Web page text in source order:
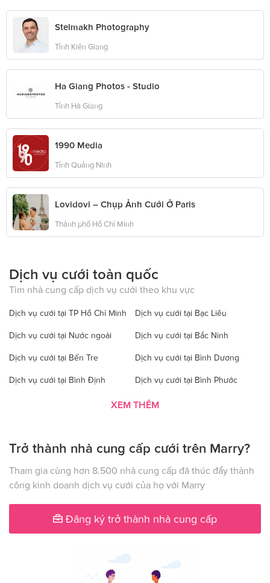
Stelmakh Photography
Tỉnh Kiên Giang
Ha Giang Photos - Studio
Tỉnh Hà Giang
1990 Media
Tỉnh Quảng Ninh
Lovidovi – Chụp Ảnh Cưới Ở Paris
Thành phố Hồ Chí Minh
Dịch vụ cưới toàn quốc
Tìm nhà cung cấp dịch vụ cưới theo khu vực
Dịch vụ cưới tại TP Hồ Chí Minh Dịch vụ cưới tại Bạc Liêu
Dịch vụ cưới tại Nước ngoài Dịch vụ cưới tại Bắc Ninh
Dịch vụ cưới tại Bến Tre Dịch vụ cưới tại Bình Dương
Dịch vụ cưới tại Bình Định Dịch vụ cưới tại Bình Phước
Dịch vụ cưới tại Bình Thuận Dịch vụ cưới tại Cà Mau
Dịch vụ cưới tại Hà Nội Dịch vụ cưới tại Đăk Nông
Dịch vụ cưới tại Điện Biên Dịch vụ cưới tại Đồng Nai
Dịch vụ cưới tại Đồng Tháp Dịch vụ cưới tại Gia Lai
Dịch vụ cưới tại Hà Giang Dịch vụ cưới tại Hà Nam
Dịch vụ cưới tại Hà Tây Dịch vụ cưới tại Hà Tĩnh
Dịch vụ cưới tại Hậu Giang Dịch vụ cưới tại Hòa Bình
XEM THÊM
Trở thành nhà cung cấp cưới trên Marry?
Tham gia cùng hơn 8.500 nhà cung cấp đã thúc đẩy thành
công kinh doanh dịch vụ cưới của họ với Marry
Đăng ký trở thành nhà cung cấp